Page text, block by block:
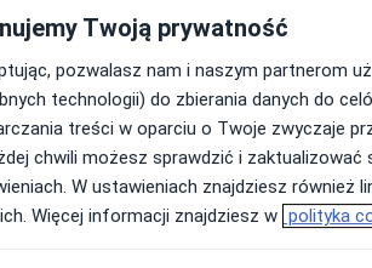
Dwóch Godzin Spędziłem Na Dworze W
godzin spędziłem na dworze w butach
przy wypróżnianiu stw
Twoją prywatność
pozwalasz nam i naszym partnerom
technologii) do zbierania danych do
treści w oparciu o Twoje zwyczaje
chwili możesz sprawdzić i zaktualizować
W ustawieniach znajdziesz również
Więcej informacji znajdziesz w polityka